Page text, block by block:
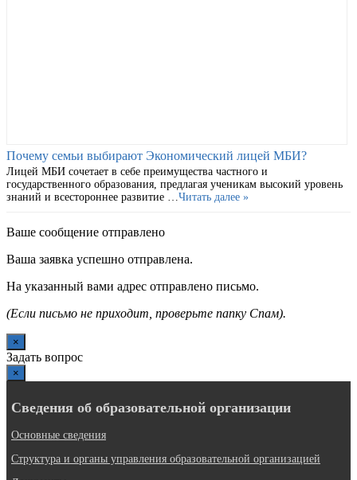
Почему семьи выбирают Экономический лицей МБИ?
Лицей МБИ сочетает в себе преимущества частного и
государственного образования, предлагая ученикам высокий уровень
знаний и всестороннее развитие … Читать далее »
Ваше сообщение отправлено
Ваша заявка успешно отправлена.
На указанный вами адрес отправлено письмо.
(Если письмо не приходит, проверьте папку Спам).
×
Задать вопрос
×
Сведения об образовательной организации
Основные сведения
Структура и органы управления образовательной организацией